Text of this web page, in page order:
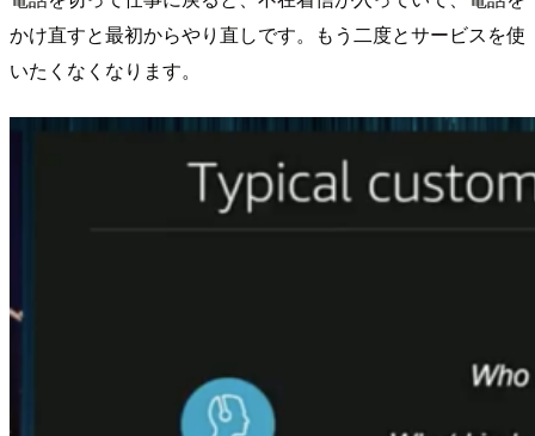
かけ直すと最初からやり直しです。もう二度とサービスを使
いたくなくなります。